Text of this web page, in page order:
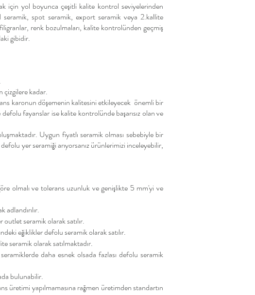
için yol boyunca çeşitli kalite kontrol seviyelerinden
spot seramik, export seramik veya 2.kallite
renk bozulmaları, kalite kontrolünden geçmiş
gibidir.
çizgilere kadar.
karonun döşemenin kalitesini etkileyecek önemli bir
fayanslar ise kalite kontrolünde başarısız olan ve
Uygun fiyatlı seramikolması sebebiyle bir
yer seramiği arıyorsanız ürünlerimizi inceleyebilir,
olmalı ve tolerans uzunluk ve genişlikte 5 mm'yi ve
outlet seramik olarak satılır.
eğiklikler defolu seramik olarak satılır.
seramik olarak satılmaktadır.
daha esnek olsada fazlası defolu seramik
bulunabilir.
üretimi yapılmamasına rağmen üretimden standartın